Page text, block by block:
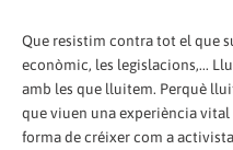
Que resistim contra tot el que
econòmic, les legislacions,...
amb les que lluitem. Perquè
que viuen una experiència
forma de créixer com a